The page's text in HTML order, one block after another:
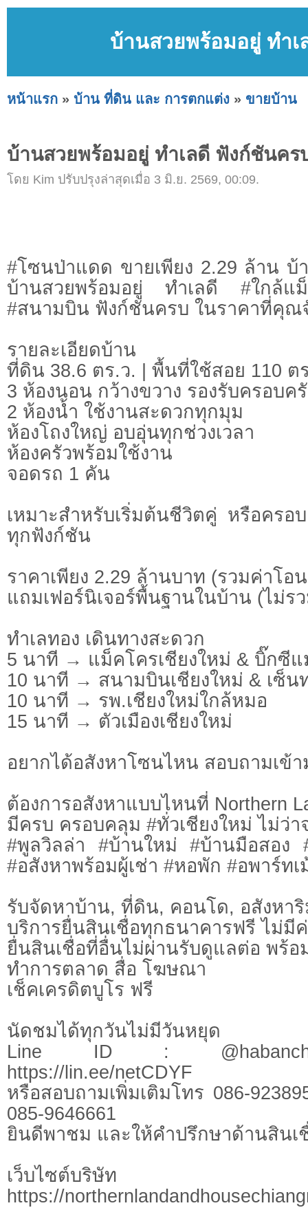
บ้านสวยพร้อมอยู่ ทำเ
หน้าแรก » บ้าน ที่ดิน และ การตกแต่ง » ขายบ้าน
บ้านสวยพร้อมอยู่ ทำเลดี ฟังก์ชันคร
โดย Kim ปรับปรุงล่าสุดเมื่อ 3 มิ.ย. 2569, 00:09.
#โซนป่าแดด ขายเพียง 2.29 ล้าน บ้
บ้านสวยพร้อมอยู่ ทำเลดี #ใกล้แ
#สนามบิน ฟังก์ชันครบ ในราคาที่คุณ
รายละเอียดบ้าน
ที่ดิน 38.6 ตร.ว. | พื้นที่ใช้สอย 110 ต
3 ห้องนอน กว้างขวาง รองรับครอบค
2 ห้องน้ำ ใช้งานสะดวกทุกมุม
ห้องโถงใหญ่ อบอุ่นทุกช่วงเวลา
ห้องครัวพร้อมใช้งาน
จอดรถ 1 คัน
เหมาะสำหรับเริ่มต้นชีวิตคู่ หรือครอ
ทุกฟังก์ชัน
ราคาเพียง 2.29 ล้านบาท (รวมค่าโอ
แถมเฟอร์นิเจอร์พื้นฐานในบ้าน (ไม่ร
ทำเลทอง เดินทางสะดวก
5 นาที → แม็คโครเชียงใหม่ & บิ๊กซีแ
10 นาที → สนามบินเชียงใหม่ & เซ็น
10 นาที → รพ.เชียงใหม่ใกล้หมอ
15 นาที → ตัวเมืองเชียงใหม่
อยากได้อสังหาโซนไหน สอบถามเข้า
ต้องการอสังหาแบบไหนที่ Northern
มีครบ ครอบคลุม #ทั่วเชียงใหม่ ไม่ว่า
#พูลวิลล่า #บ้านใหม่ #บ้านมือสอง
#อสังหาพร้อมผู้เช่า #หอพัก #อพาร์ท
รับจัดหาบ้าน, ที่ดิน, คอนโด, อสังหา
บริการยื่นสินเชื่อทุกธนาคารฟรี ไม่มี
ยื่นสินเชื่อที่อื่นไม่ผ่านรับดูแลต่อ พร้อ
ทำการตลาด สื่อ โฆษณา
เช็คเครดิตบูโร ฟรี
นัดชมได้ทุกวันไม่มีวันหยุด
Line ID :
https://lin.ee/netCDYF
หรือสอบถามเพิ่มเติมโทร 086-
085-9646661
ยินดีพาชม และให้คำปรึกษาด้านสินเ
เว็บไซต์บ
https://